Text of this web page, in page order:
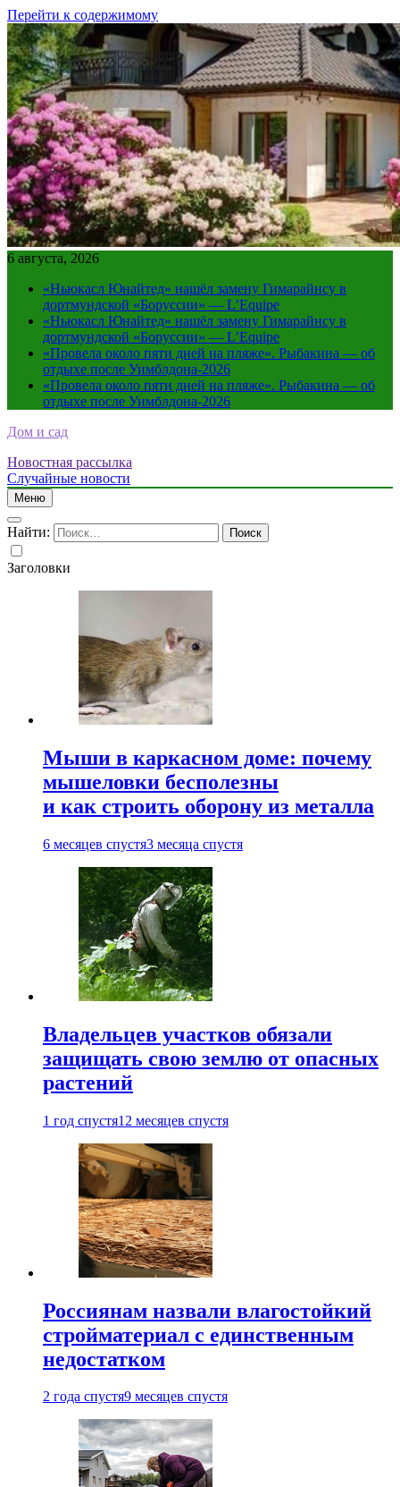
Перейти к содержимому
6 августа, 2026
«Ньюкасл Юнайтед» нашёл замену Гимарайнсу в
дортмундской «Боруссии» — L’Equipe
«Ньюкасл Юнайтед» нашёл замену Гимарайнсу в
дортмундской «Боруссии» — L’Equipe
«Провела около пяти дней на пляже». Рыбакина — об
отдыхе после Уимблдона-2026
«Провела около пяти дней на пляже». Рыбакина — об
отдыхе после Уимблдона-2026
Дом и сад
Новостная рассылка
Случайные новости
Меню
Найти:
Заголовки
Мыши в каркасном доме: почему
мышеловки бесполезны
и как строить оборону из металла
6 месяцев спустя3 месяца спустя
Владельцев участков обязали
защищать свою землю от опасных
растений
1 год спустя12 месяцев спустя
Россиянам назвали влагостойкий
стройматериал с единственным
недостатком
2 года спустя9 месяцев спустя